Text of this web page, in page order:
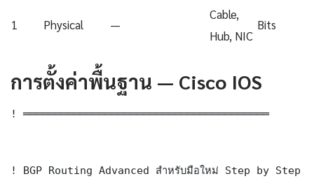
1 Physical —
Cable,
Hub, NIC
Bits
การตั้งค่าพื้นฐาน — Cisco IOS
! ═══════════════════════════════════════
! BGP Routing Advanced สำหรับมือใหม่ Step by